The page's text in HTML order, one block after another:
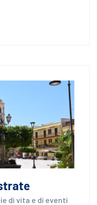
di vita e di eventi